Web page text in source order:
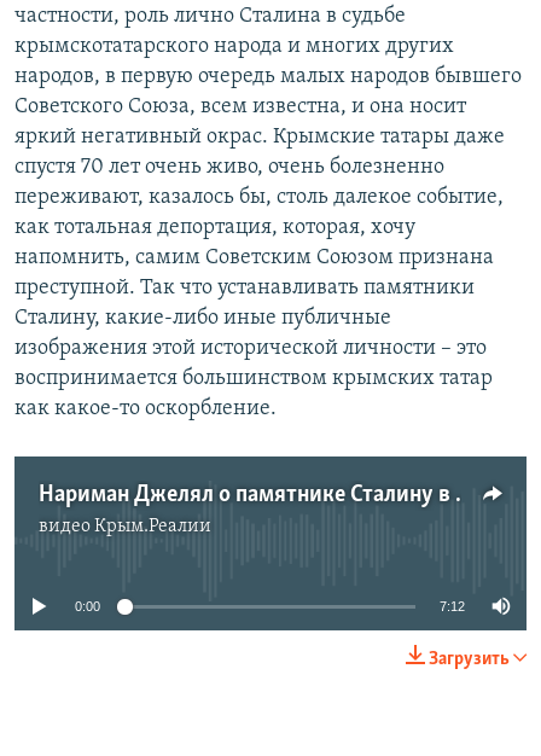
частности, роль лично Сталина в судьбе
крымскотатарского народа и многих других
народов, в первую очередь малых народов бывшего
Советского Союза, всем известна, и она носит
яркий негативный окрас. Крымские татары даже
спустя 70 лет очень живо, очень болезненно
переживают, казалось бы, столь далекое событие,
как тотальная депортация, которая, хочу
напомнить, самим Советским Союзом признана
преступной. Так что устанавливать памятники
Сталину, какие-либо иные публичные
изображения этой исторической личности – это
воспринимается большинством крымских татар
как какое-то оскорбление.
Нариман Джелял о памятнике Сталину в Крыму
видеоКрым.Реалии
0:00 7:12
Загрузить